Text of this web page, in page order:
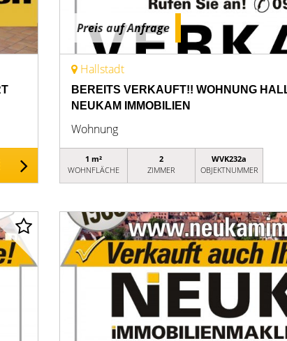
Preis auf Anfrage
Hallstadt
BEREITS VERKAUFT!! WOHNUNG
NEUKAM IMMOBILIEN
Wohnung
1 m²
WOHNFLÄCHE
2
ZIMMER
WVK232a
OBJEKTNUMMER